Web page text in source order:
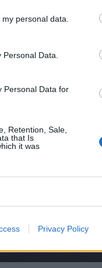
personal data.
Data.
Personal Data for
Retention, Sale,
that Is
it was
Privacy Policy